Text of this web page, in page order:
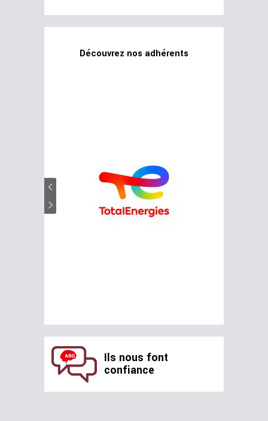
Découvrez nos adhérents
Ils nous font
confiance